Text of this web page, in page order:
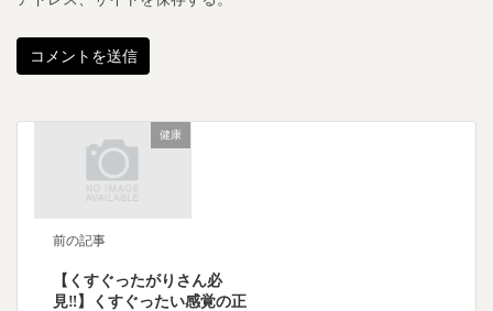
健康
前の記事
【くすぐったがりさん必
見‼︎】くすぐったい感覚の正